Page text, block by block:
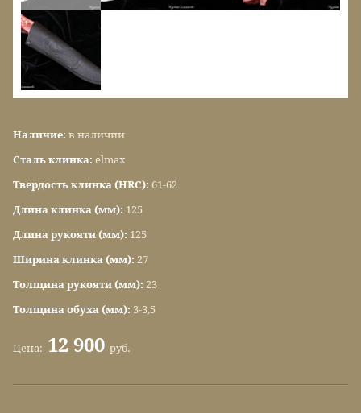
Наличие: в наличии
Сталь клинка: elmax
Твердость клинка (HRC): 61-62
Длина клинка (мм): 125
Длина рукояти (мм): 125
Ширина клинка (мм): 27
Толщина рукояти (мм): 23
Толщина обуха (мм): 3-3,5
Цена: 12 900 руб.